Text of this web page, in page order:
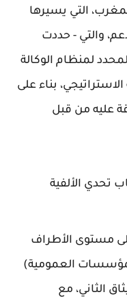
التي يسيرها
والتي - حددت
لمنظام الوكالة
بناء على
عليه من قبل
تحدي الألفية
مستوى الأطراف
العمومية)
الثاني، مع